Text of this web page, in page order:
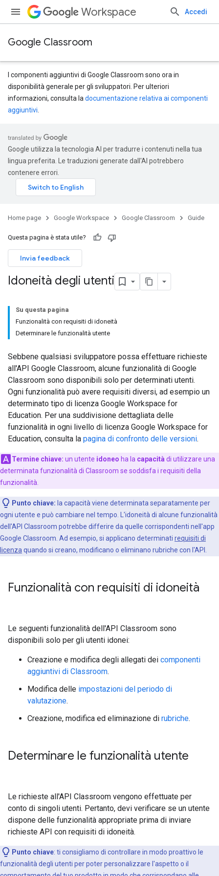
Workspace Accedi
Google Classroom
I componenti aggiuntivi di Google Classroom sono ora in
disponibilità generale per gli sviluppatori. Per ulteriori
informazioni, consulta la documentazione relativa ai componenti
aggiuntivi
Google utilizza la tecnologia AI per tradurre i contenuti nella tua
lingua preferita. Le traduzioni generate dall'AI potrebbero
contenere errori.
Home page Google Workspace Google Classroom Guide
Questa pagina è stata utile?
Invia feedback
Idoneità degli utenti
Su questa pagina
Funzionalità con requisiti di idoneità
Determinare le funzionalità utente
Sebbene qualsiasi sviluppatore possa effettuare richieste
all'API Google Classroom, alcune funzionalità di Google
Classroom sono disponibili solo per determinati utenti.
Ogni funzionalità può avere requisiti diversi, ad esempio un
determinato tipo di licenza Google Workspace for
Education. Per una suddivisione dettagliata delle
funzionalità in ogni livello di licenza Google Workspace for
Education, consulta la pagina di confronto delle versioni.
Termine chiave: un utente idoneo ha la capacità di utilizzare una
determinata funzionalità di Classroom se soddisfa i requisiti della
funzionalità.
Punto chiave: la capacità viene determinata separatamente per
ogni utente e può cambiare nel tempo. L'idoneità di alcune funzionalità
dell'API Classroom potrebbe differire da quelle corrispondenti nell'app
Google Classroom. Ad esempio, si applicano determinati requisiti di
licenza quando si creano, modificano o eliminano rubriche con l'API.
Funzionalità con requisiti di idoneità
Le seguenti funzionalità dell'API Classroom sono
disponibili solo per gli utenti idonei:
Creazione e modifica degli allegati dei componenti
aggiuntivi di Classroom.
Modifica delle impostazioni del periodo di
valutazione.
Creazione, modifica ed eliminazione di rubriche.
Determinare le funzionalità utente
Le richieste all'API Classroom vengono effettuate per
conto di singoli utenti. Pertanto, devi verificare se un utente
dispone delle funzionalità appropriate prima di inviare
richieste API con requisiti di idoneità.
Punto chiave: ti consigliamo di controllare in modo proattivo le
funzionalità degli utenti per poter personalizzare l'aspetto o il